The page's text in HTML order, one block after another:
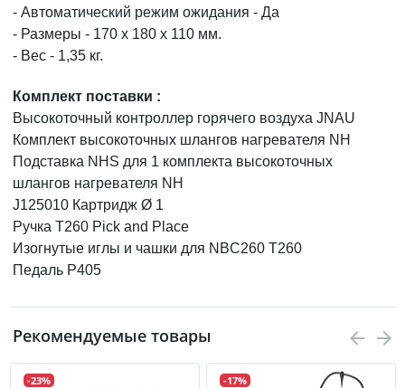
- Автоматический режим ожидания - Да
- Размеры - 170 х 180 х 110 мм.
- Веc - 1,35 кг.
Комплект поставки :
Высокоточный контроллер горячего воздуха JNAU
Комплект высокоточных шлангов нагревателя NH
Подставка NHS для 1 комплекта высокоточных
шлангов нагревателя NH
J125010 Картридж Ø 1
Ручка T260 Pick and Place
Изогнутые иглы и чашки для NBC260 T260
Педаль P405
Рекомендуемые товары
-23% -17%